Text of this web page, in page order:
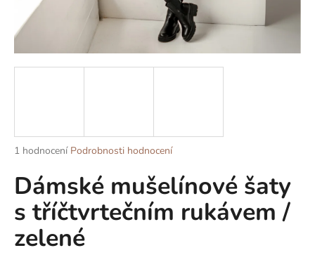
Průměrné
produktu
je
z
hvězdiček.
1 hodnocení Podrobnosti hodnocení
Dámské mušelínové šaty
s tříčtvrtečním rukávem /
zelené
j
í
t
D
o